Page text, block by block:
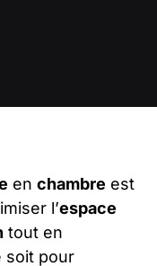
en chambre est
l’espace
tout en
soit pour